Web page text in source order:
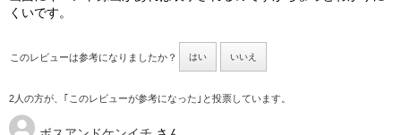
くいです。
このレビューは参考になりましたか？ はい いいえ
2人の方が、｢このレビューが参考になった｣と投票しています。